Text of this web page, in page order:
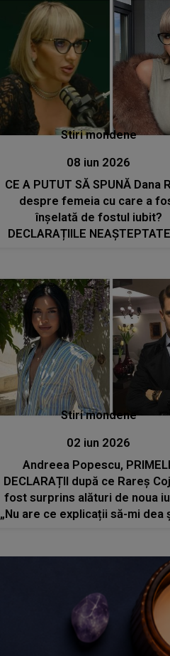
Stiri mondene
08 iun 2026
CE A PUTUT SĂ SPUNĂ Dana
despre femeia cu care a
înșelată de fostul iubit?
DECLARAȚIILE
Stiri mondene
02 iun 2026
Andreea Popescu,
DECLARAȚII după ce Rareș
fost surprins alături de noua
„Nu are ce explicații să-mi dea